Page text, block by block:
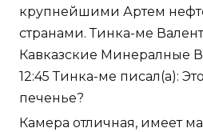
крупнейшими Артем
странами. Тинка-ме
Кавказские Минералные
12:45 Тинка-ме писал(а):
печенье?
Камера отличная, имеет